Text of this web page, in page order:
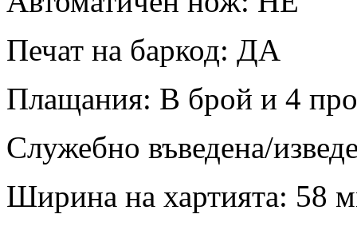
Печат на баркод: ДА
Плащания: В брой и 4
Служебно въведена/
Ширина на хартията: 58